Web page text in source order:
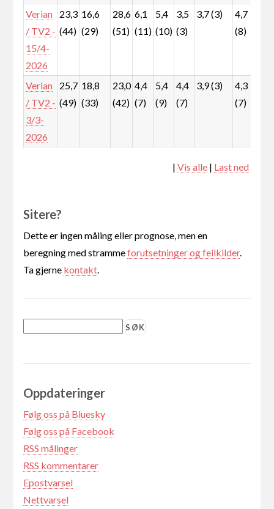
Verian
/ TV2 -
15/4-
2026
23,3
(44)
16,6
(29)
28,6
(51)
6,1
(11)
5,4
(10)
3,5
(3)
3,7 (3)
4,7
(8)
Verian
/ TV2 -
3/3-
2026
25,7
(49)
18,8
(33)
23,0
(42)
4,4
(7)
5,4
(9)
4,4
(7)
3,9 (3)
4,3
(7)
|Vis alle | Last ned
Sitere?
Dette er ingen måling eller prognose, men en
beregning med strammeforutsetninger og feilkilder.
Ta gjerne kontakt.
Oppdateringer
Følg oss på Bluesky
Følg oss på Facebook
RSS målinger
RSS kommentarer
Epostvarsel
Nettvarsel